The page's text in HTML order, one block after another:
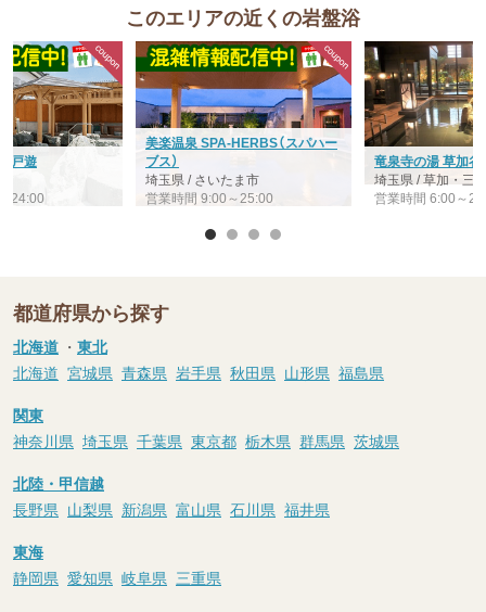
このエリアの近くの岩盤浴
戸遊
24:00
美楽温泉 SPA-HERBS（スパハー
ブス）
埼玉県 / さいたま市
営業時間 9:00～25:00
竜泉寺の湯 草加谷
埼玉県 / 草加・三
営業時間 6:00～
都道府県から探す
北海道 ・ 東北
北海道 宮城県 青森県 岩手県 秋田県 山形県 福島県
関東
神奈川県 埼玉県 千葉県 東京都 栃木県 群馬県 茨城県
北陸・甲信越
長野県 山梨県 新潟県 富山県 石川県 福井県
東海
静岡県 愛知県 岐阜県 三重県